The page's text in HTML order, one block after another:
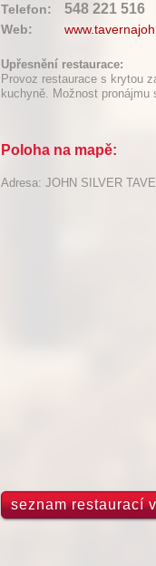
Telefon: 548 221 516
Web:
Upřesnění restaurace:
Provoz restaurace s krytou
kuchyně. Možnost pronájmu
Poloha na mapě:
Adresa: JOHN SILVER
seznam restaurací